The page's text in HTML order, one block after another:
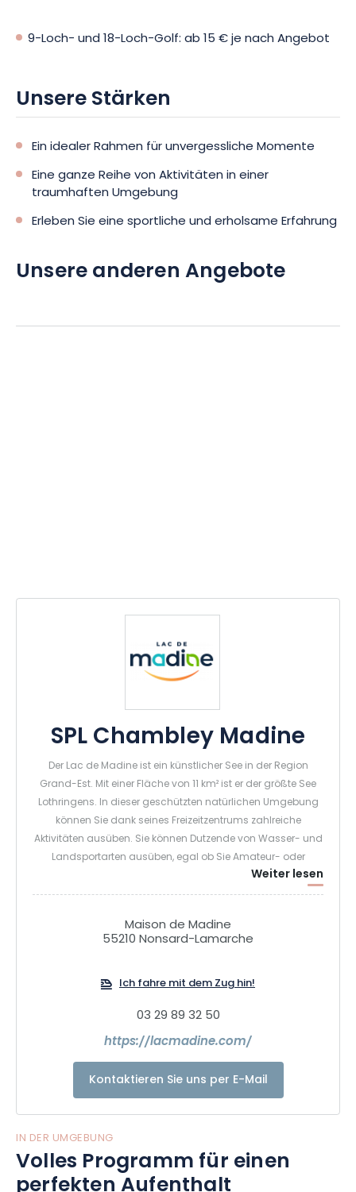
9-Loch- und 18-Loch-Golf: ab 15 € je nach Angebot
Unsere Stärken
Ein idealer Rahmen für unvergessliche Momente
Eine ganze Reihe von Aktivitäten in einer
traumhaften Umgebung
Erleben Sie eine sportliche und erholsame Erfahrung
Unsere anderen Angebote
SPL Chambley Madine
Der Lac de Madine ist ein künstlicher See in der Region
Grand-Est. Mit einer Fläche von 11 km² ist er der größte See
Lothringens. In dieser geschützten natürlichen Umgebung
können Sie dank seines Freizeitzentrums zahlreiche
Aktivitäten ausüben. Sie können Dutzende von Wasser- und
Landsportarten ausüben, egal ob Sie Amateur- oder
Weiter lesen
Maison de Madine
55210 Nonsard-Lamarche
Ich fahre mit dem Zug hin!
03 29 89 32 50
https://lacmadine.com/
Kontaktieren Sie uns per E-Mail
IN DER UMGEBUNG
Volles Programm für einen